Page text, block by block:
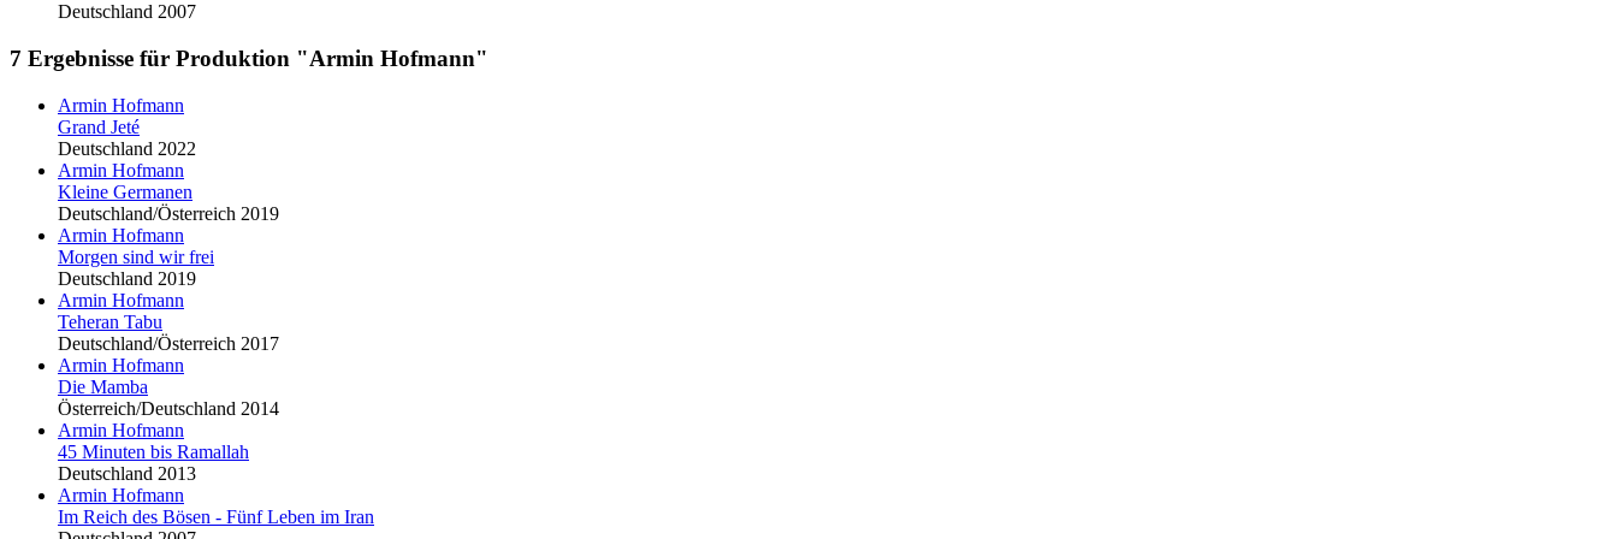
Deutschland 2007
7 Ergebnisse für Produktion "Armin Hofmann"
Armin Hofmann
Grand Jeté
Deutschland 2022
Armin Hofmann
Kleine Germanen
Deutschland/Österreich 2019
Armin Hofmann
Morgen sind wir frei
Deutschland 2019
Armin Hofmann
Teheran Tabu
Deutschland/Österreich 2017
Armin Hofmann
Die Mamba
Österreich/Deutschland 2014
Armin Hofmann
45 Minuten bis Ramallah
Deutschland 2013
Armin Hofmann
Im Reich des Bösen - Fünf Leben im Iran